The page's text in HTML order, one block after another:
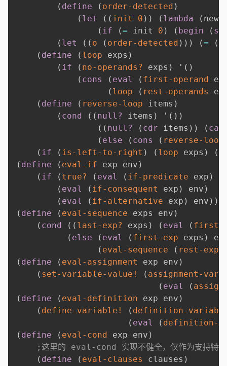
( define ( order-detected )
( let ( ( init 0 ) ) ( lambda (
( if (= init 0 ) ( begin (
( let ( ( o ( order-detected ) ) ) (= (
( define ( loop exps )
( if ( no-operands? exps ) ' ( )
( cons ( eval ( first-operand
( loop ( rest-operands
( define ( reverse-loop items )
( cond ( ( null? items ) ' ( ) )
( ( null? ( cdr items ) ) ( car
( else ( cons ( reverse-loop
( if ( is-left-to-right ) ( loop exps ) (
( define ( eval-if exp env )
( if ( true? ( eval ( if-predicate exp )
( eval ( if-consequent exp ) env )
( eval ( if-alternative exp ) env ) )
( define ( eval-sequence exps env )
( cond ( ( last-exp? exps ) ( eval ( first-
( else ( eval ( first-exp exps )
( eval-sequence ( rest-exps
( define ( eval-assignment exp env )
( set-variable-value! ( assignment-
( eval (
( define ( eval-definition exp env )
( define-variable! ( definition-
( eval ( definition-
( define ( eval-cond exp env )
;这里的 eval-cond 实现不健全，仅作为支持
( define ( eval-clauses clauses )